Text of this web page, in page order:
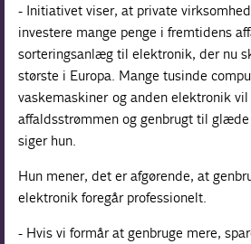
- Initiativet viser, at private
investere mange penge i fremtidens
sorteringsanlæg til elektronik, der nu
største i Europa. Mange tusinde
vaskemaskiner og anden elektronik
affaldsstrømmen og genbrugt til
siger hun.
Hun mener, det er afgørende, at
elektronik foregår professionelt.
- Hvis vi formår at genbruge mere,